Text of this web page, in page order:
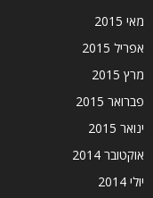
מאי 2015
אפריל 2015
מרץ 2015
פברואר 2015
ינואר 2015
אוקטובר 2014
יולי 2014